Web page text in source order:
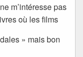
m’intéresse pas
où les films
» mais bon